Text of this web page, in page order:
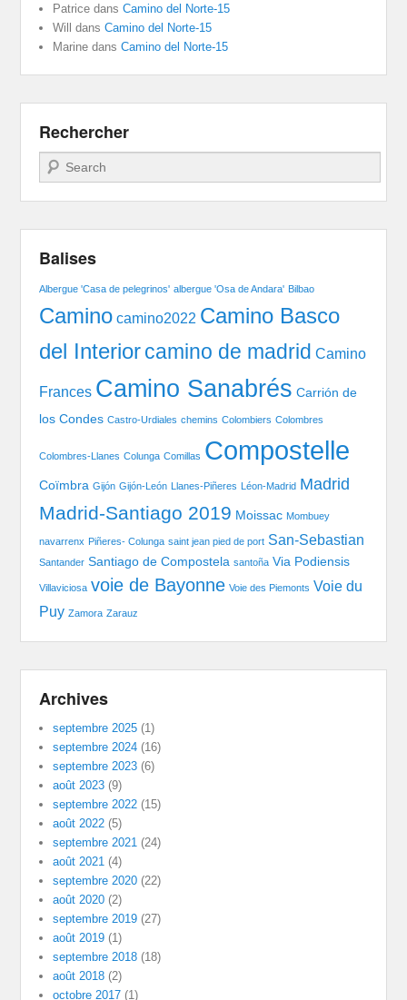
Patrice dansCamino del Norte-15
Will
dansCamino del Norte-15
Marine dansCamino del Norte-15
Rechercher
Recherche
Balises
Albergue 'Casa de pelegrinos' albergue 'Osa de Andara' Bilbao
Camino camino2022 Camino Basco
del Interiorcamino de madrid Camino
Frances Camino Sanabrés Carrión de
los Condes Castro-Urdiales chemins Colombiers Colombres
Colombres-Llanes Colunga Comillas Compostelle
Coïmbra Gijón Gijón-León Llanes-Piñeres Léon-Madrid Madrid
Madrid-Santiago 2019 Moissac Mombuey
navarrenx Piñeres- Colunga saint jean pied de port San-Sebastian
Santander Santiago de Compostela santoña Via Podiensis
Villaviciosa voie de Bayonne Voie des Piemonts Voie du
Puy Zamora Zarauz
Archives
septembre 2025 (1)
septembre 2024 (16)
septembre 2023 (6)
août 2023 (9)
septembre 2022 (15)
août 2022 (5)
septembre 2021 (24)
août 2021 (4)
septembre 2020 (22)
août 2020 (2)
septembre 2019 (27)
août 2019 (1)
septembre 2018 (18)
août 2018 (2)
octobre 2017 (1)